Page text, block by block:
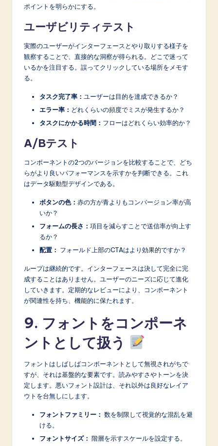
ポイントを明らかにする。
ユーザビリティテスト
実際のユーザーがインターフェースとやり取りする様子を
観察することで、直接的な洞察が得られる。どこで迷って
いるかを注目する。誤ってクリックしている場所をメモす
る。
タスク完了率： ユーザーは目的を達成できるか？
エラー率： どれくらいの頻度でミスが発生するか？
タスクにかかる時間： フローはどれくらい効率的か？
A/Bテスト
コンポーネントの2つのバージョンを比較することで、どち
らがより良いパフォーマンスを示すかを判断できる。これ
はデータ駆動型デザインである。
ボタンの色： 赤の方が青よりもコンバージョン率が高
いか？
フォームの長さ： 項目を減らすことで送信率が向上す
るか？
配置： フォールド上部のCTAはより効果的ですか？
ループは継続的です。インターフェースは決して完全に完
成することはありません。ユーザーのニーズに応じて進化
していきます。定期的なレビューにより、コンポーネント
が関連性を持ち、機能的に保たれます。
9. フォントをコンポーネ
ントとして扱う
フォントはしばしばコンポーネントとして無視されがちで
すが、それは基盤的な要素です。読みやすさやトーンを決
定します。悪いフォント設計は、それ以外は良好なレイア
ウトを台無しにします。
フォントファミリー： 数を制限して視覚的な混乱を避
ける。
フォントサイズ： 階層を示すスケールを設定する。